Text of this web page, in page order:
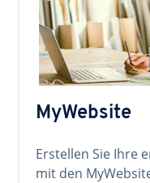
MyWebsite
Erstellen Sie Ihre
mit den